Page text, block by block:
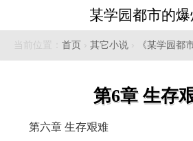
某学园都市的
当前位置： 首页 › 其它小说 › 《某学园都
第6章 生存
第六章 生存艰难